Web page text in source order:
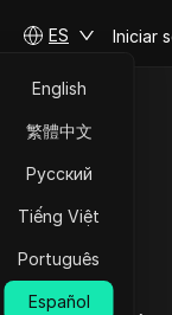
ES
English
繁體中文
Русский
Tiếng Việt
Português
Español
Iniciar